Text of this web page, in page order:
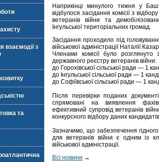
взаємодії з
та
Наприкінці минулого тижня у
відбулося засідання комісії з
ветеранів війни та
Інгульської територіальних громад.
Засідання проходило під
військової адміністрації Наталії
Членами комісії було
державного реєстру ветеранів війни:
до Горохівської сільської ради — 1
до Інгульської сільської ради — 1
до Софіївської сільської ради — 1
Після перевірки поданих
спрямовані на виявлення
ефективний супровід ветеранів
конкурсного відбору даних
Зазначимо, що забезпечення
для ветеранів війни є одним із
військової адміністрації.
Всі новини →